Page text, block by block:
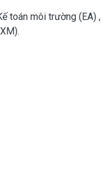
toán môi trường (EA) ,